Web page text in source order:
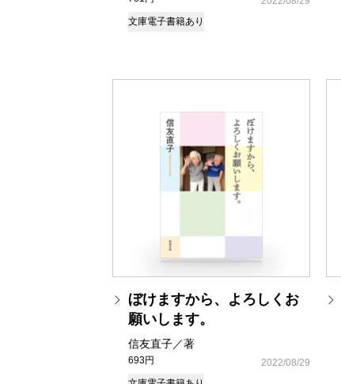
文庫電子書籍あり
ぼけますから、よろしくお
願いします。
信友直子／著
693円
2022/08/29